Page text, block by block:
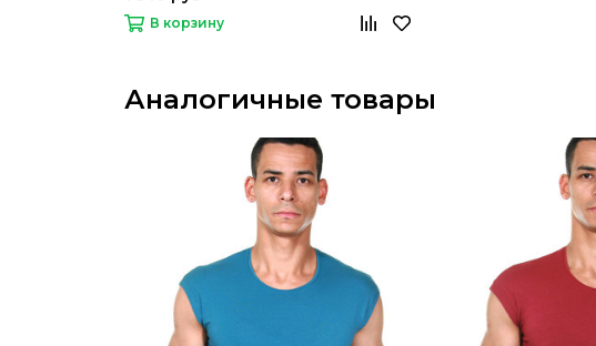
В корзину
Аналогичные товары